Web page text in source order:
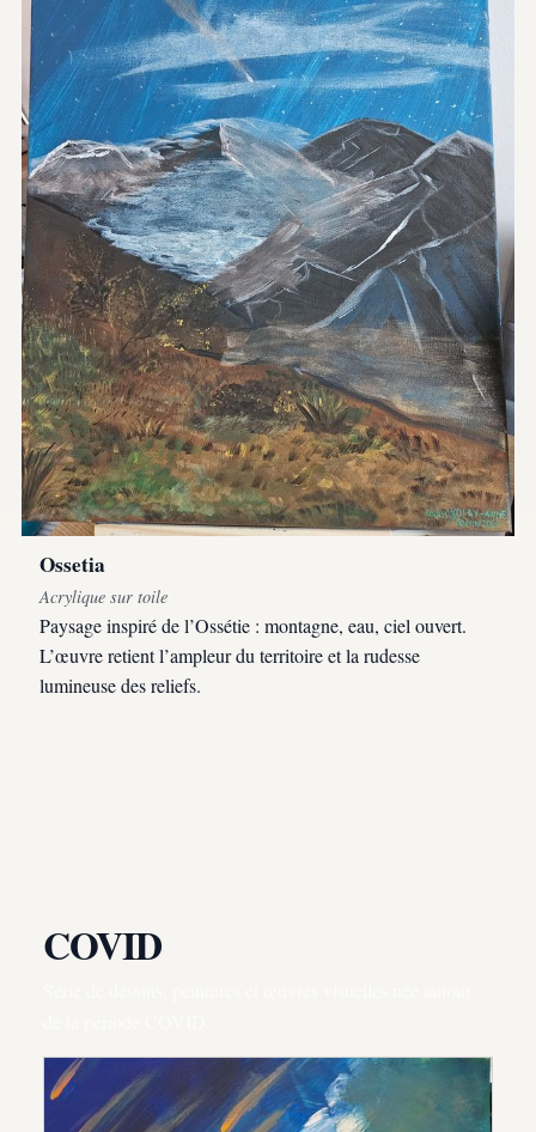
Ossetia
Acrylique sur toile
Paysage inspiré de l’Ossétie : montagne, eau, ciel ouvert.
L’œuvre retient l’ampleur du territoire et la rudesse
lumineuse des reliefs.
COVID